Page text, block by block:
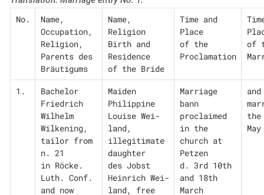
No.
Name,
Occupation,
Religion,
Parents des
Bräutigums
Name,
Religion
Birth and
Residence
of the Bride
Time and
Place
of the
Proclamation
of
1.
Bachelor
Friedrich
Wilhelm
Wilkening,
tailor from
n. 21
in Röcke.
Luth. Conf.
and now
Maiden
Philippine
Louise Wei-
land,
illegitimate
daughter
des Jobst
Heinrich Wei-
land, free
Marriage
bann
proclaimed
in the
church at
Petzen
d. 3rd 10th
and 18th
March
and
the
May